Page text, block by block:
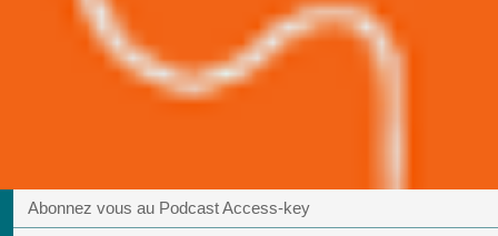
Abonnez vous au Podcast Access-key